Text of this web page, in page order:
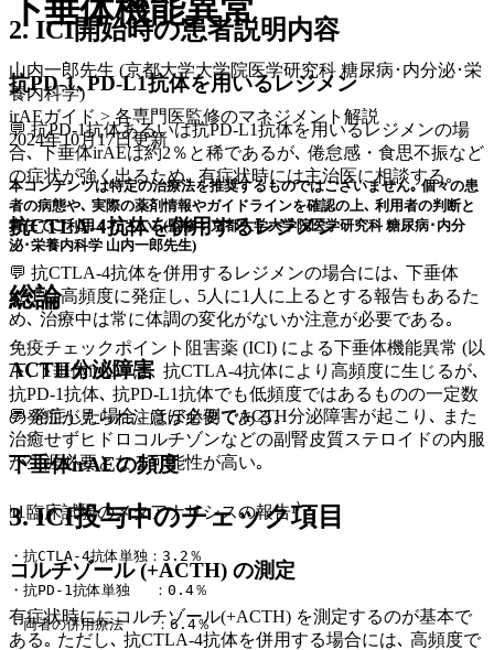
2. ICI開始時の患者説明内容
抗PD-1､PD-L1抗体を用いるレジメン
💬 抗PD-1抗体あるいは抗PD-L1抗体を用いるレジメンの場
合､ 下垂体irAEは約2％と稀であるが､ 倦怠感・食思不振など
の症状が強く出るため､ 有症状時には主治医に相談する｡
抗CTLA-4抗体を併用するレジメン
💬 抗CTLA-4抗体を併用するレジメンの場合には､ 下垂体
irAEは高頻度に発症し､ 5人に1人に上るとする報告もあるた
め､ 治療中は常に体調の変化がないか注意が必要である｡
ACTH分泌障害
💬 発症した場合､ ほぼ全例でACTH分泌障害が起こり､ また
治癒せずヒドロコルチゾンなどの副腎皮質ステロイドの内服
が生涯必要となる可能性が高い｡
3. ICI投与中のチェック項目
コルチゾール (+ACTH) の測定
有症状時ににコルチゾール(+ACTH) を測定するのが基本で
ある｡ ただし､ 抗CTLA-4抗体を併用する場合には､ 高頻度で
下垂体機能異常
山内一郎先生 (京都大学大学院医学研究科 糖尿病･内分泌･栄
養内科学)
irAEガイド > 各専門医監修のマネジメント解説
2024年10月17日更新
本コンテンツは特定の治療法を推奨するものではございません｡ 個々の患
者の病態や､ 実際の薬剤情報やガイドラインを確認の上､ 利用者の判断と
責任でご利用ください｡ (監修：京都大学大学院医学研究科 糖尿病･内分
泌･栄養内科学 山内一郎先生)
総論
免疫チェックポイント阻害薬 (ICI) による下垂体機能異常 (以
下､下垂体irAE) は､ 抗CTLA-4抗体により高頻度に生じるが､
抗PD-1抗体､ 抗PD-L1抗体でも低頻度ではあるものの一定数
の発症が見られ注意が必要である｡
下垂体irAEの頻度
📊臨床試験のメタアナリシスの報告¹⁾
・抗CTLA-4抗体単独：3.2％
・抗PD-1抗体単独 　：0.4％
・両者の併用療法 　 ：6.4％